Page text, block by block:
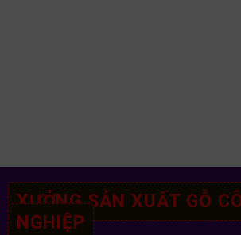
XƯỞNG SẢN XUẤT GỖ
NGHIỆP